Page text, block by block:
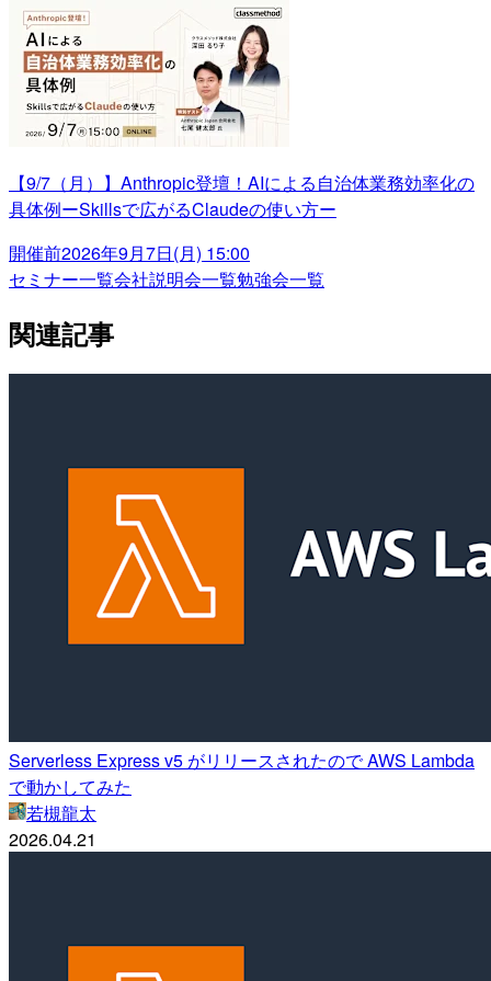
【9/7（月）】Anthropic登壇！AIによる自治体業務効率化の
具体例ーSkillsで広がるClaudeの使い方ー
開催前2026年9月7日(月) 15:00
セミナー一覧会社説明会一覧勉強会一覧
関連記事
Serverless Express v5 がリリースされたので AWS Lambda
で動かしてみた
若槻龍太
2026.04.21